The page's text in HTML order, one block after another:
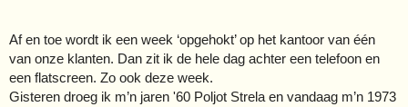
Af en toe wordt ik een week ‘opgehokt’ op het kantoor van één
van onze klanten. Dan zit ik de hele dag achter een telefoon en
een flatscreen. Zo ook deze week.
Gisteren droeg ik m’n jaren '60 Poljot Strela en vandaag m’n 1973